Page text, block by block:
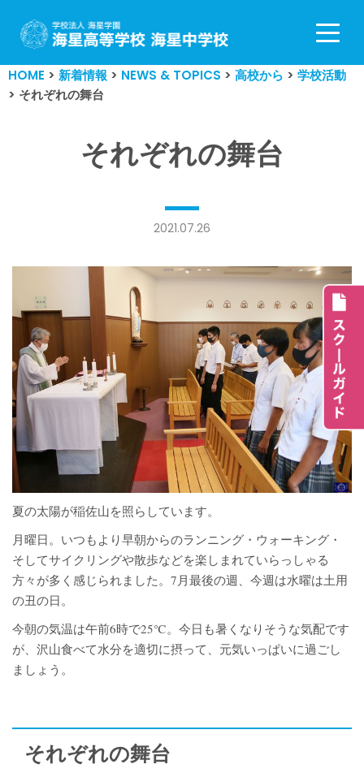
コ
ン
テ
ン
HOME > 新着情報 > NEWS & TOPICS > 高校から > 学校活動
> それぞれの舞台
それぞれの舞台
2021.07.26
夏の太陽が稲佐山を照らしています。
月曜日。いつもより早朝からのランニング・ウォーキング・
そしてサイクリングや散歩などを楽しまれていらっしゃる
方々が多く感じられました。7月最後の週、今週は水曜は土用
の丑の日。
今朝の気温は午前6時で25℃。今日も暑くなりそうな気配です
が、沢山食べて水分を適切に摂って、元気いっぱいに過ごし
ましょう。
それぞれの舞台